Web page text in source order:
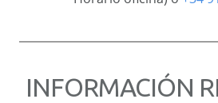
INFORMACIÓN